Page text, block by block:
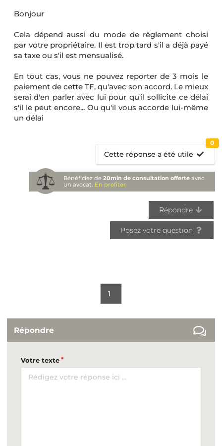
Bonjour
Cela dépend aussi du mode de règlement choisi
par votre propriétaire. Il est trop tard s'il a déjà payé
sa taxe ou s'il est mensualisé.
En tout cas, vous ne pouvez reporter de 3 mois le
paiement de cette TF, qu'avec son accord. Le mieux
serai d'en parler avec lui pour qu'il sollicite ce délai
s'il le peut encore... Ou qu'il vous accorde lui-même
un délai
Cette réponse a été utile
0
Bénéficiez de20min de consultation offerte avec
un avocat. En profiter
Répondre
Posez votre question
1
Répondre
Votre texte